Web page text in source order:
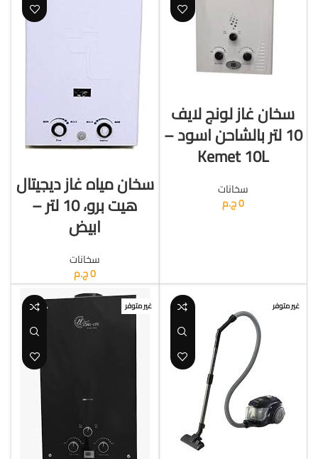
سخان غاز لونج لايف
10 لتر بالشاحن اسود –
Kemet 10L
سخانات
0ج.م
سخان مياه غاز ديجيتال
هيت برو، 10 لتر –
ابيض
سخانات
0ج.م
غير متوفر غير متوفر